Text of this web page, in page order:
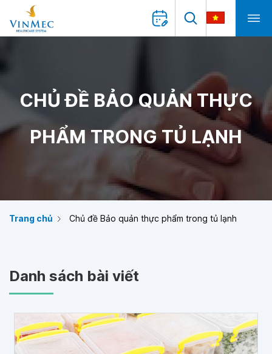
CHỦ ĐỀ BẢO QUẢN THỰC
PHẨM TRONG TỦ LẠNH
Trang chủ Chủ đề Bảo quản thực phẩm trong tủ lạnh
Danh sách bài viết